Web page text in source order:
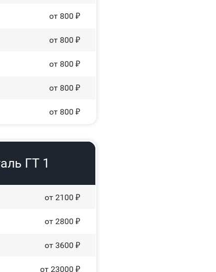
от 800 ₽
от 800 ₽
от 800 ₽
от 800 ₽
от 800 ₽
ГТ 1
от 2100 ₽
от 2800 ₽
от 3600 ₽
от 23000 ₽